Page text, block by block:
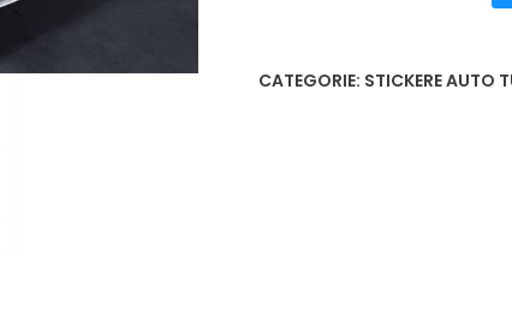
CATEGORIE: STICKERE AUTO